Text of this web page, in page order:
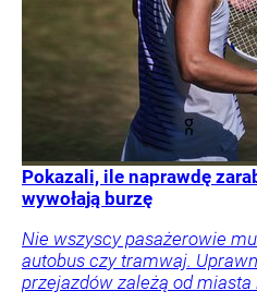
Pokazali, ile naprawdę
wywołają burzę
Nie wszyscy pasażerowie
autobus czy tramwaj.
przejazdów zależą od